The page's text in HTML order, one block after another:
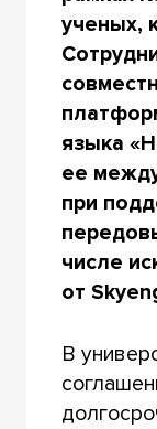
ученых,
языка
ее
при
числе
от
В